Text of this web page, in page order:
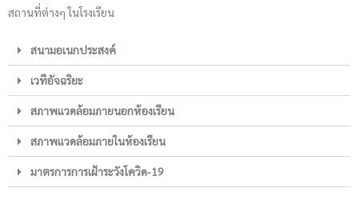
สถานที่ต่างๆ ในโรงเรียน
สนามอเนกประสงค์
เวทีอัจฉริยะ
สภาพแวดล้อมภายนอกห้องเรียน
สภาพแวดล้อมภายในห้องเรียน
มาตรการการเฝ้าระวังโควิด-19